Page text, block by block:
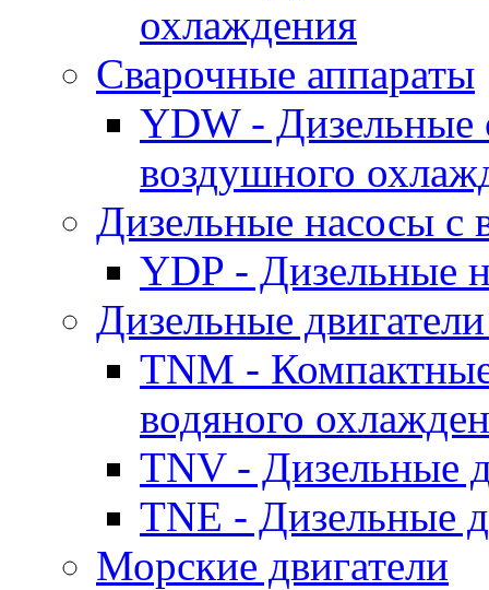
охлаждения
Cварочные аппараты
YDW - Дизельные
воздушного
Дизельные насосы
YDP - Дизельные
Дизельные
TNM -
водяного
TNV - Дизельные
TNE - Дизельные
Морские двигатели